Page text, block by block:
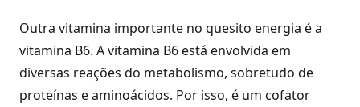
Outra vitamina importante no quesito energia é a
vitamina B6. A vitamina B6 está envolvida em
diversas reações do metabolismo, sobretudo de
proteínas e aminoácidos. Por isso, é um cofator